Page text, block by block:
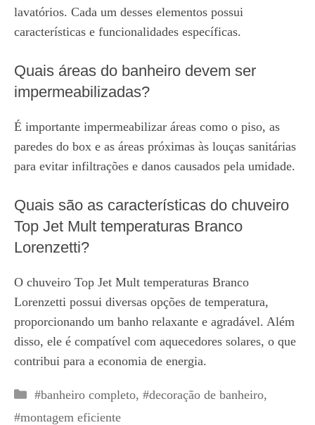
lavatórios. Cada um desses elementos possui
características e funcionalidades específicas.
Quais áreas do banheiro devem ser
impermeabilizadas?
É importante impermeabilizar áreas como o piso, as
paredes do box e as áreas próximas às louças sanitárias
para evitar infiltrações e danos causados pela umidade.
Quais são as características do chuveiro
Top Jet Mult temperaturas Branco
Lorenzetti?
O chuveiro Top Jet Mult temperaturas Branco
Lorenzetti possui diversas opções de temperatura,
proporcionando um banho relaxante e agradável. Além
disso, ele é compatível com aquecedores solares, o que
contribui para a economia de energia.
Categorias
#banheiro completo, #decoração de banheiro,
#montagem eficiente